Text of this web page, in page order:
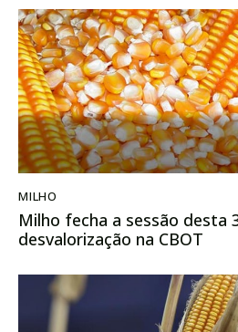
MILHO
Milho fecha a sessão desta
desvalorização na CBOT